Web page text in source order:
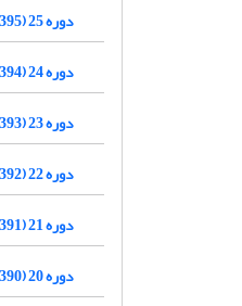
دوره 25 (1395)
دوره 24 (1394)
دوره 23 (1393)
دوره 22 (1392)
دوره 21 (1391)
دوره 20 (1390)